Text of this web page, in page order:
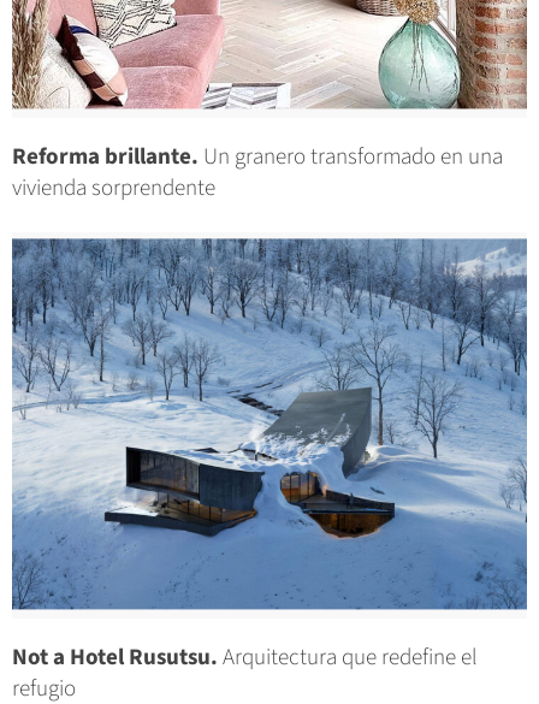
Reforma brillante. Un granero transformado en una
vivienda sorprendente
Not a Hotel Rusutsu.Arquitectura que redefine el
refugio